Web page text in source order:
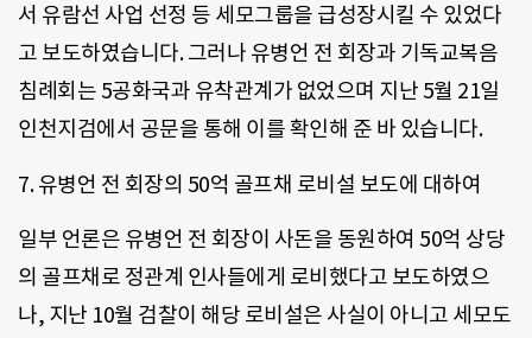
서 유람선 사업 선정 등 세모그룹을 급성장시킬 수 있었다
고 보도하였습니다. 그러나 유병언 전 회장과 기독교복음
침례회는 5공화국과 유착관계가 없었으며 지난 5월 21일
인천지검에서 공문을 통해 이를 확인해 준 바 있습니다.
7. 유병언 전 회장의 50억 골프채 로비설 보도에 대하여
일부 언론은 유병언 전 회장이 사돈을 동원하여 50억 상당
의 골프채로 정관계 인사들에게 로비했다고 보도하였으
나, 지난 10월 검찰이 해당 로비설은 사실이 아니고 세모도